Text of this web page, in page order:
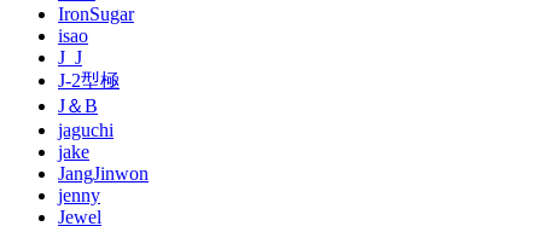
IronSugar
isao
J_J
J-2型極
J＆B
jaguchi
jake
JangJinwon
jenny
Jewel